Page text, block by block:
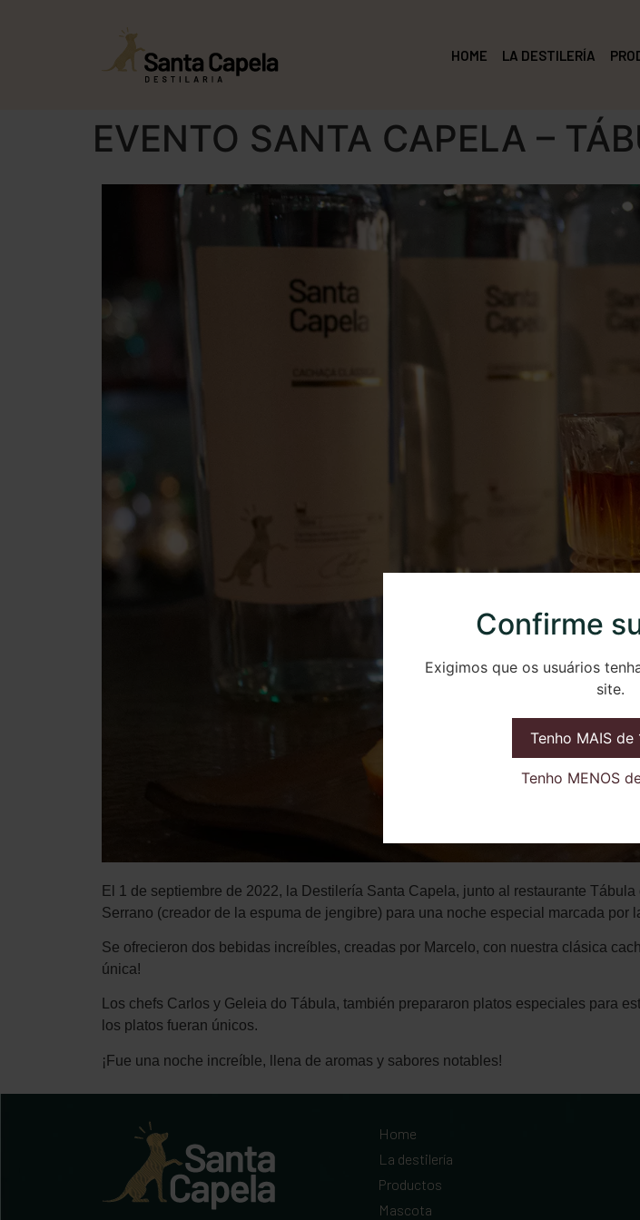
Confirme
Exigimos que os usuários
site.
Tenho MAIS de
Tenho MENOS
HOME LA DESTILERÍA
EVENTO SANTA CAPELA –
El 1 de septiembre de 2022, la Destilería Santa Capela, junto al restaurante
Serrano (creador de la espuma de jengibre) para una noche especial marcada por
Se ofrecieron dos bebidas increíbles, creadas por Marcelo, con nuestra clásica
única!
Los chefs Carlos y Geleia do Tábula, también prepararon platos especiales para
los platos fueran únicos.
¡Fue una noche increíble, llena de aromas y sabores notables!
Home
La destilería
Productos
Mascota